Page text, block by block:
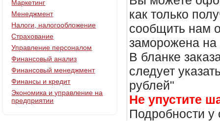
как только
сообщить нам
заморожена
В бланке
следует
рублей"
Не упустите
Подробности
Маркетинг
Менеджмент
Налоги, налогообложение
Страхование
Управление персоналом
Финансовый анализ
Финансовый менеджмент
Финансы и кредит
Экономика и управление на
предприятии